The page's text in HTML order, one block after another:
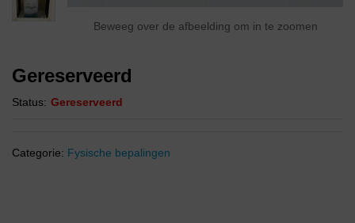
Beweeg over de afbeelding om in te zoomen
Gereserveerd
Status: Gereserveerd
Categorie: Fysische bepalingen